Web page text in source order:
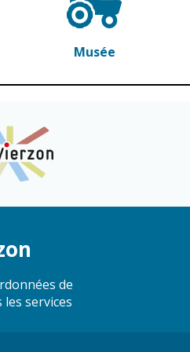
Musée
de
les services